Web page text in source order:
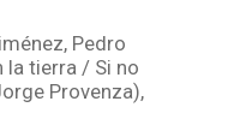
Pedro
la tierra / Si no
Provenza),